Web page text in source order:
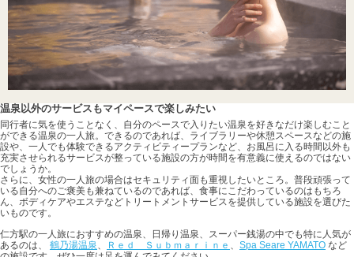
温泉以外のサービスもマイペースで楽しみたい
同行者に気を使うことなく、自分のペースで入りたい温泉を好きなだけ楽しむこと
ができる温泉の一人旅。できるのであれば、ライブラリーや休憩スペースなどの施
設や、一人でも体験できるアクティビティープランなど、お風呂に入る時間以外も
充実させられるサービスが整っている施設の方が時間を有意義に使えるのではない
でしょうか。
さらに、女性の一人旅の場合はセキュリティ面も重視したいところ。普段頑張って
いる自分へのご褒美も兼ねているのであれば、食事にこだわっているのはもちろ
ん、ボディケアやエステなどトリートメントサービスを提供している施設を選びた
いものです。
仁方駅の一人旅におすすめの温泉、日帰り温泉、スーパー銭湯の中でも特に人気が
あるのは、 鶴乃湯温泉、 Ｒｅｄ Ｓｕｂｍａｒｉｎｅ 、 Spa Seare YAMATO など